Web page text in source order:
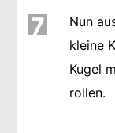
7
Nun
kleine
Kugel
rollen.